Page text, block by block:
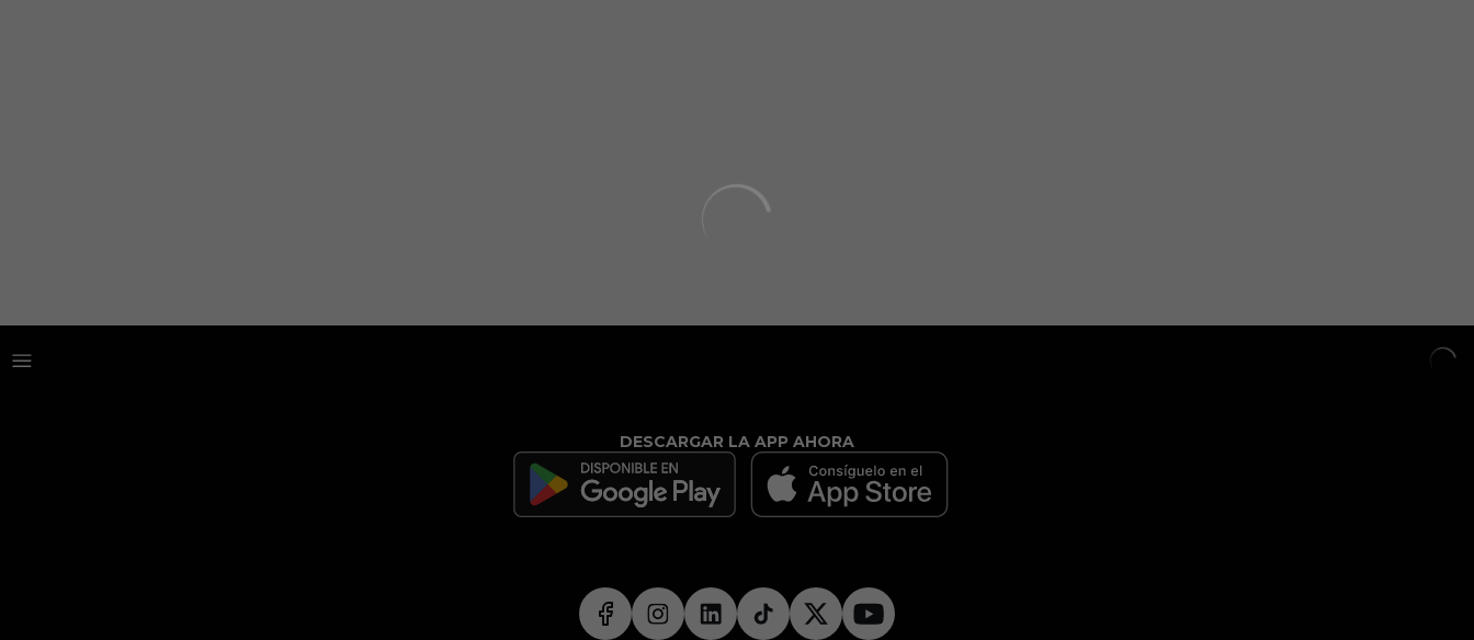
DESCARGAR LA APP AHORA